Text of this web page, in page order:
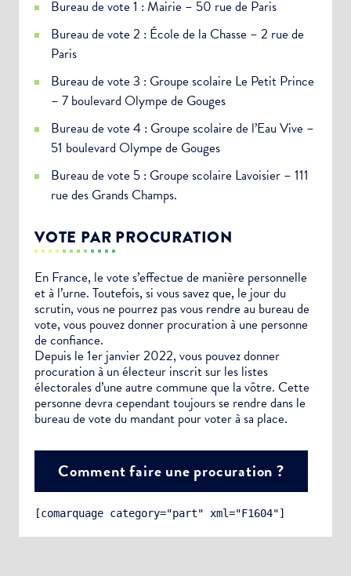
Bureau de vote 1 : Mairie – 50 rue de Paris
Bureau de vote 2 : École de la Chasse – 2 rue de
Paris
Bureau de vote 3 : Groupe scolaire Le Petit Prince
– 7 boulevard Olympe de Gouges
Bureau de vote 4 : Groupe scolaire de l’Eau Vive –
51 boulevard Olympe de Gouges
Bureau de vote 5 : Groupe scolaire Lavoisier – 111
rue des Grands Champs.
VOTE PAR PROCURATION
En France, le vote s’effectue de manière personnelle
et à l’urne. Toutefois, si vous savez que, le jour du
scrutin, vous ne pourrez pas vous rendre au bureau de
vote, vous pouvez donner procuration à une personne
de confiance.
Depuis le 1er janvier 2022, vous pouvez donner
procuration à un électeur inscrit sur les listes
électorales d’une autre commune que la vôtre. Cette
personne devra cependant toujours se rendre dans le
bureau de vote du mandant pour voter à sa place.
Comment faire une procuration ?
[comarquage category="part" xml="F1604"]